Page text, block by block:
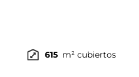
615 m² cubiertos